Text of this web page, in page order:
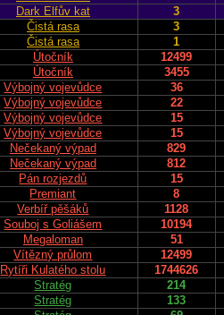
Dark Elfův kat
3
Čistá rasa
3
Čistá rasa
1
Útočník
12499
Útočník
3455
Výbojný vojevůdce
36
Výbojný vojevůdce
22
Výbojný vojevůdce
15
Výbojný vojevůdce
15
Nečekaný výpad
829
Nečekaný výpad
812
Pán rozjezdů
15
Premiant
8
Verbíř pěšáků
1128
Souboj s Goliášem
10194
Megaloman
51
Vítězný průlom
12499
Rytíři Kulatého stolu
1744626
Stratég
214
Stratég
133